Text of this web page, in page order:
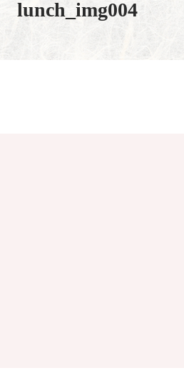
lunch_img004